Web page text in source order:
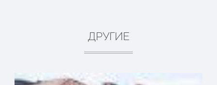
ДРУГИЕ